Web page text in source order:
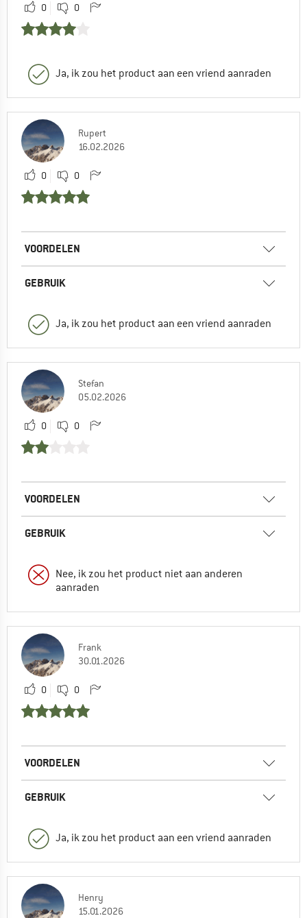
0 0
Ja, ik zou het product aan een vriend aanraden
Rupert
16.02.2026
0 0
VOORDELEN
GEBRUIK
Ja, ik zou het product aan een vriend aanraden
Stefan
05.02.2026
0 0
VOORDELEN
GEBRUIK
Nee, ik zou het product niet aan anderen
aanraden
Frank
30.01.2026
0 0
VOORDELEN
GEBRUIK
Ja, ik zou het product aan een vriend aanraden
Henry
15.01.2026